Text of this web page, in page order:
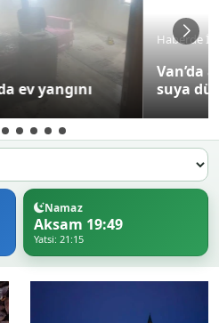
Haberde İnsan
Van’da adrenalin planı
suya düştü
Namaz
Aksam 19:49
Yatsi: 21:15